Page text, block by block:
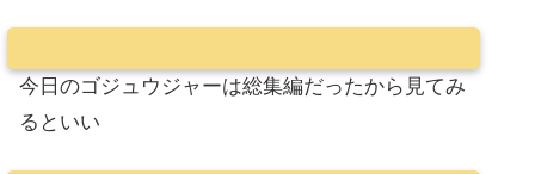
今日のゴジュウジャーは総集編だったから見てみ
るといい